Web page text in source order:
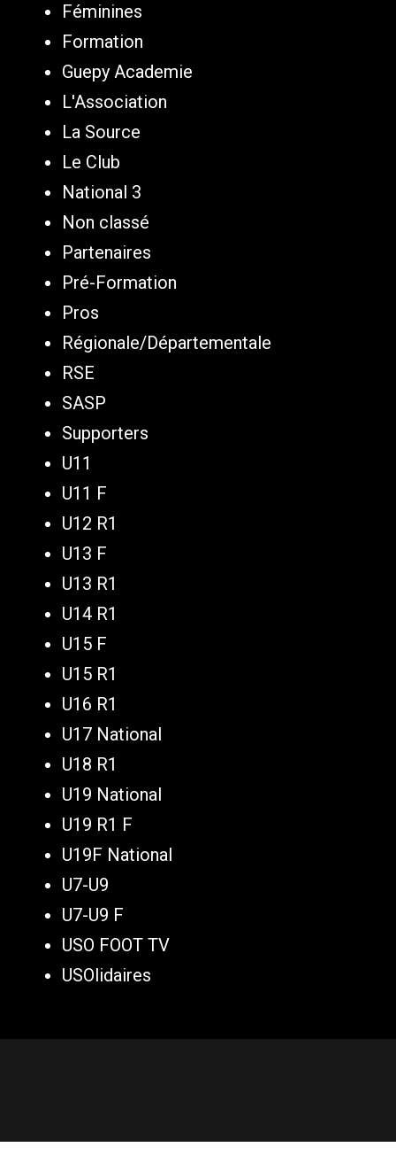
Féminines
Formation
Guepy Academie
L'Association
La Source
Le Club
National 3
Non classé
Partenaires
Pré-Formation
Pros
Régionale/Départementale
RSE
SASP
Supporters
U11
U11 F
U12 R1
U13 F
U13 R1
U14 R1
U15 F
U15 R1
U16 R1
U17 National
U18 R1
U19 National
U19 R1 F
U19F National
U7-U9
U7-U9 F
USO FOOT TV
USOlidaires